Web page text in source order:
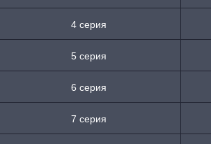
4 серия
5 серия
6 серия
7 серия